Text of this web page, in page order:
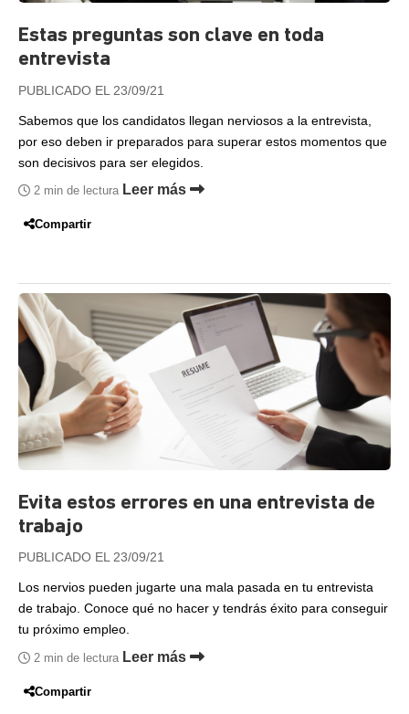
Estas preguntas son clave en toda
entrevista
PUBLICADO EL 23/09/21
Sabemos que los candidatos llegan nerviosos a la entrevista,
por eso deben ir preparados para superar estos momentos que
son decisivos para ser elegidos.
2 min de lectura Leer más
Compartir
Evita estos errores en una entrevista de
trabajo
PUBLICADO EL 23/09/21
Los nervios pueden jugarte una mala pasada en tu entrevista
de trabajo. Conoce qué no hacer y tendrás éxito para conseguir
tu próximo empleo.
2 min de lectura Leer más
Compartir